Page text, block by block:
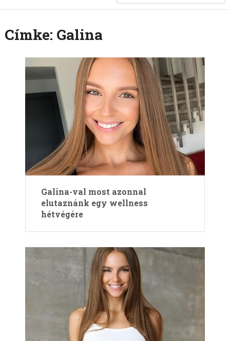
Címke: Galina
Galina-val most azonnal
elutaznánk egy wellness
hétvégére